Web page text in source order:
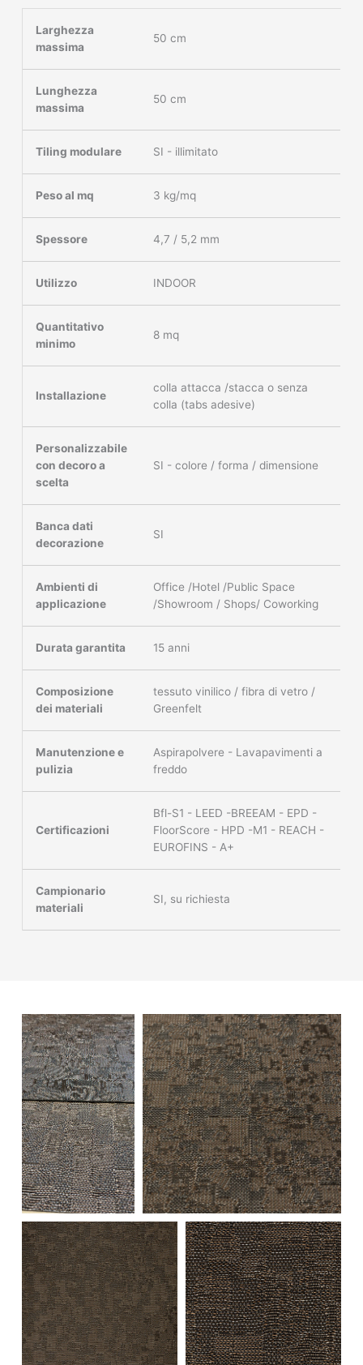
Larghezza
massima
50 cm
Lunghezza
massima
50 cm
Tiling modulare SI - illimitato
Peso al mq 3 kg/mq
Spessore 4,7 / 5,2 mm
Utilizzo INDOOR
Quantitativo
minimo
8 mq
Installazione
colla attacca /stacca o senza
colla (tabs adesive)
Personalizzabile
con decoro a
scelta
SI - colore / forma / dimensione
Banca dati
decorazione
SI
Ambienti di
applicazione
Office /Hotel /Public Space
/Showroom / Shops/ Coworking
Durata garantita 15 anni
Composizione
dei materiali
tessuto vinilico / fibra di vetro /
Greenfelt
Manutenzione e
pulizia
Aspirapolvere - Lavapavimenti a
freddo
Certificazioni
Bfl-S1 - LEED -BREEAM - EPD -
FloorScore - HPD -M1 - REACH -
EUROFINS - A+
Campionario
materiali
SI, su richiesta